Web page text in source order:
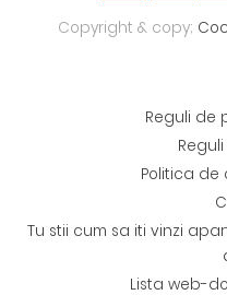
Copyright & copy;
Reguli de
Politica
Tu stii cum sa iti vinzi
Lista web-